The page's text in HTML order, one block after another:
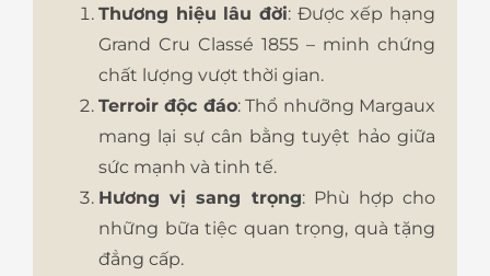
Thương hiệu lâu đời: Được xếp hạng
Grand Cru Classé 1855 – minh chứng
chất lượng vượt thời gian.
Terroir độc đáo: Thổ nhưỡng Margaux
mang lại sự cân bằng tuyệt hảo giữa
sức mạnh và tinh tế.
Hương vị sang trọng: Phù hợp cho
những bữa tiệc quan trọng, quà tặng
đẳng cấp.